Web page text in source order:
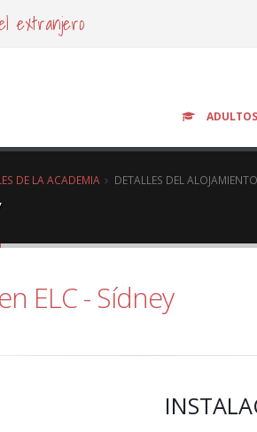
extranjero
ADULTOS
DE LA ACADEMIA DETALLES DEL ALOJAMIENTO
ELC - Sídney